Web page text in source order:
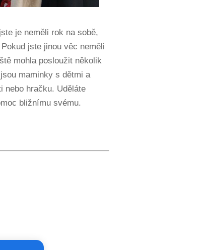
je neměli rok na sobě,
jste jinou věc neměli
mohla posloužit několik
maminky s dětmi a
nebo hračku. Uděláte
bližnímu svému.